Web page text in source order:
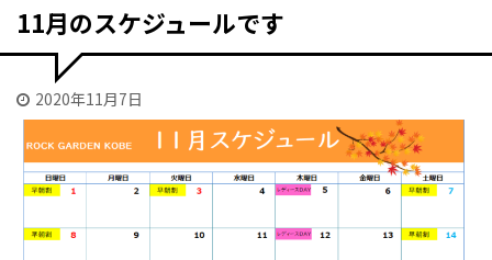
11月のスケジュールです
2020年11月7日